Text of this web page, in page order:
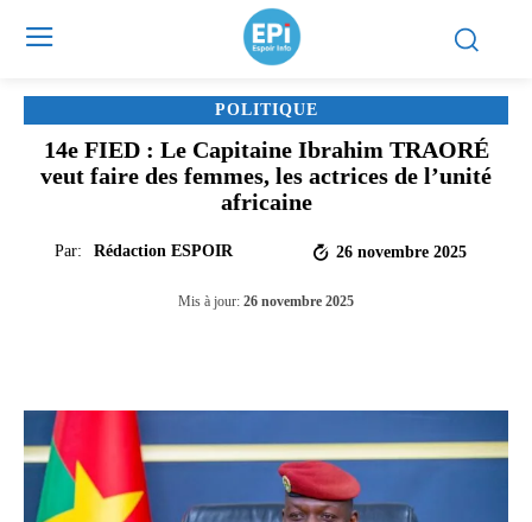
POLITIQUE
14e FIED : Le Capitaine Ibrahim TRAORÉ
veut faire des femmes, les actrices de l’unité
africaine
Par: Rédaction ESPOIR 26 novembre 2025
Mis à jour: 26 novembre 2025